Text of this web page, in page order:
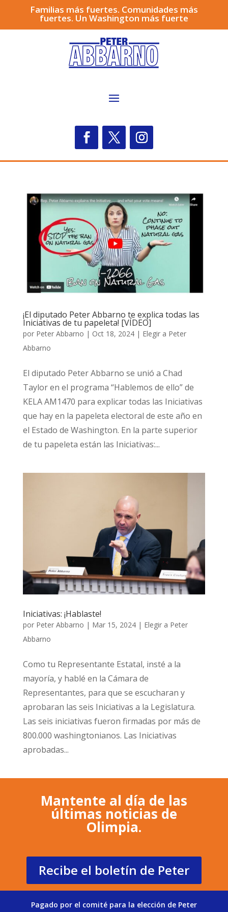
Familias más fuertes. Comunidades más
fuertes. Un Washington más fuerte
¡El diputado Peter Abbarno te explica todas las
Iniciativas de tu papeleta! [VÍDEO]
por Peter Abbarno | Oct 18, 2024| Elegir a Peter
Abbarno
El diputado Peter Abbarno se unió a Chad
Taylor en el programa “Hablemos de ello” de
KELA AM1470 para explicar todas las Iniciativas
que hay en la papeleta electoral de este año en
el Estado de Washington. En la parte superior
de tu papeleta están las Iniciativas:...
Iniciativas: ¡Hablaste!
por Peter Abbarno | Mar 15, 2024| Elegir a Peter
Abbarno
Como tu Representante Estatal, insté a la
mayoría, y hablé en la Cámara de
Representantes, para que se escucharan y
aprobaran las seis Iniciativas a la Legislatura.
Las seis iniciativas fueron firmadas por más de
800.000 washingtonianos. Las Iniciativas
aprobadas...
Mantente al día de las
últimas noticias de
Olimpia.
Recibe el boletín de Peter
Pagado por el comité para la elección de Peter